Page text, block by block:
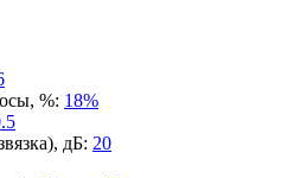
%: 18%
дБ: 20